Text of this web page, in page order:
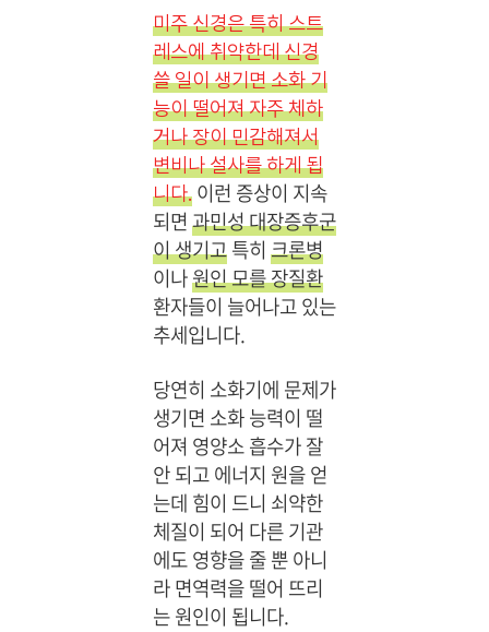
미주 신경은 특히 스트
레스에 취약한데 신경
쓸 일이 생기면 소화 기
능이 떨어져 자주 체하
거나 장이 민감해져서
변비나 설사를 하게 됩
니다. 이런 증상이 지속
되면 과민성 대장증후군
이 생기고특히 크론병
이나원인 모를 장질환
환자들이 늘어나고 있는
추세입니다.
당연히 소화기에 문제가
생기면 소화 능력이 떨
어져 영양소 흡수가 잘
안 되고 에너지 원을 얻
는데 힘이 드니 쇠약한
체질이 되어 다른 기관
에도 영향을 줄 뿐 아니
라 면역력을 떨어 뜨리
는 원인이 됩니다.